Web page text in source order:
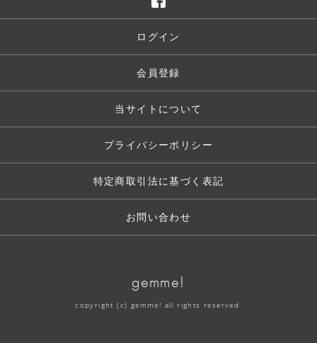
ログイン
会員登録
当サイトについて
プライバシーポリシー
特定商取引法に基づく表記
お問い合わせ
gemme!
copyright (c) gemme! all rights reserved.